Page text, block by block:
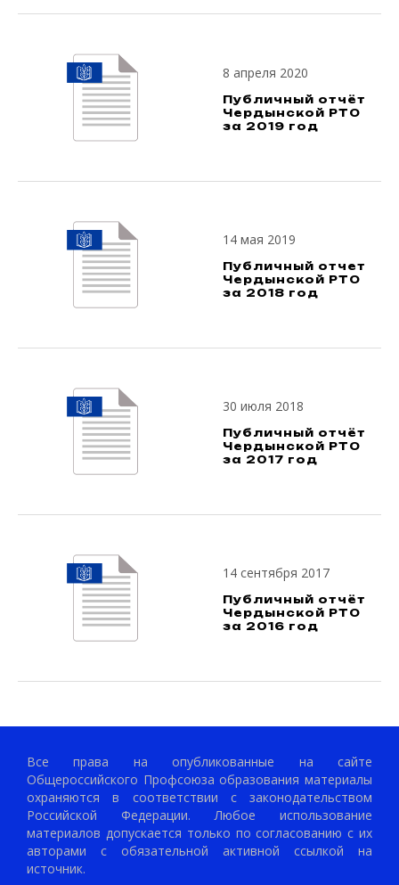
8 апреля 2020
Публичный отчёт
Чердынской РТО
за 2019 год
14 мая 2019
Публичный отчет
Чердынской РТО
за 2018 год
30 июля 2018
Публичный отчёт
Чердынской РТО
за 2017 год
14 сентября 2017
Публичный отчёт
Чердынской РТО
за 2016 год
Все права на опубликованные на сайте
Общероссийского Профсоюза образования материалы
охраняются в соответствии с законодательством
Российской Федерации. Любое использование
материалов допускается только по согласованию с их
авторами с обязательной активной ссылкой на
источник.